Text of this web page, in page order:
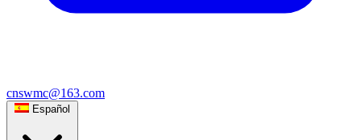
cnswmc@163.com
Español